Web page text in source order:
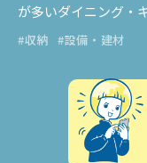
が多いダイニング・
#収納 #設備・建材